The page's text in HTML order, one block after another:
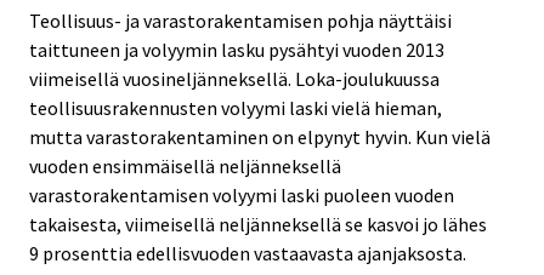
Teollisuus- ja varastorakentamisen pohja näyttäisi
taittuneen ja volyymin lasku pysähtyi vuoden 2013
viimeisellä vuosineljänneksellä. Loka-joulukuussa
teollisuusrakennusten volyymi laski vielä hieman,
mutta varastorakentaminen on elpynyt hyvin. Kun vielä
vuoden ensimmäisellä neljänneksellä
varastorakentamisen volyymi laski puoleen vuoden
takaisesta, viimeisellä neljänneksellä se kasvoi jo lähes
9 prosenttia edellisvuoden vastaavasta ajanjaksosta.